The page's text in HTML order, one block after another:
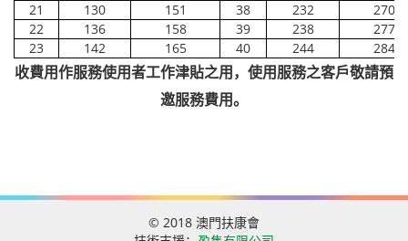
21
130 151 38 232
270
22
136 158 39 238
277
23
142 165 40 244 284
收費用作服務使用者工作津貼之用，使用服務之客戶敬請預
邀服務費用。
© 2018 澳門扶康會